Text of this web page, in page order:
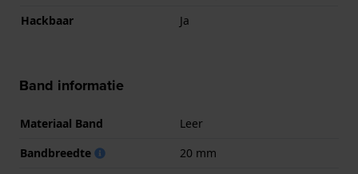
Hackbaar
Ja
Band informatie
Materiaal Band
Leer
Bandbreedte
20 mm